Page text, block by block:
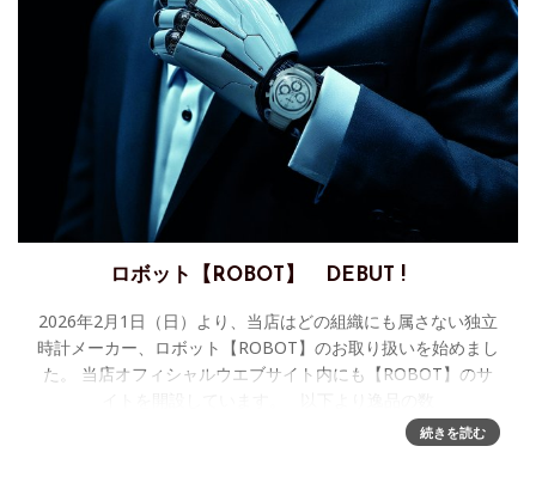
ロボット【ROBOT】 DEBUT !
2026年2月1日（日）より、当店はどの組織にも属さない独立
時計メーカー、ロボット【ROBOT】のお取り扱いを始めまし
た。 当店オフィシャルウエブサイト内にも【ROBOT】のサ
続きを読む